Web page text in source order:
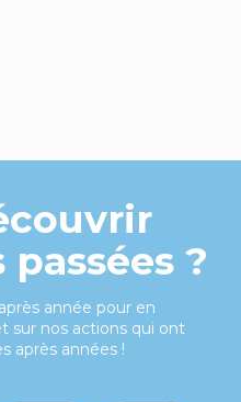
?
année pour en
sur nos actions qui ont
après années !